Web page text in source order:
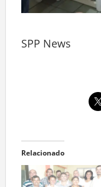
SPP News
Relacionado